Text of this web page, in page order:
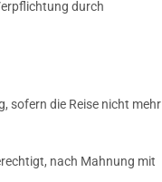
durch
sofern die Reise nicht mehr
nach Mahnung mit